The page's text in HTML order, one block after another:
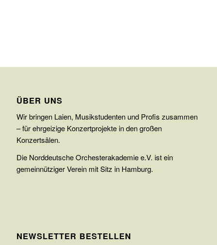
ÜBER UNS
Wir bringen Laien, Musikstudenten und Profis zusammen
– für ehrgeizige Konzertprojekte in den großen
Konzertsälen.
Die Norddeutsche Orchesterakademie e.V. ist ein
gemeinnütziger Verein mit Sitz in Hamburg.
NEWSLETTER BESTELLEN